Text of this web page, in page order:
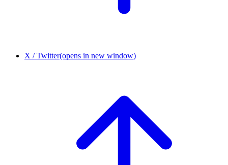
X / Twitter(opens in new window)